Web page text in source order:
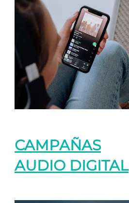
CAMPAÑAS
AUDIO DIGITAL